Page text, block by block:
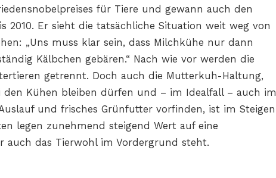
für Tiere und gewann auch den
2010. Er sieht die tatsächliche Situation weit weg von
„Uns muss klar sein, dass Milchkühe nur dann
Kälbchen gebären.“ Nach wie vor werden die
getrennt. Doch auch die Mutterkuh-Haltung,
den Kühen bleiben dürfen und – im Idealfall – auch im
und frisches Grünfutter vorfinden, ist im Steigen
legen zunehmend steigend Wert auf eine
auch das Tierwohl im Vordergrund steht.